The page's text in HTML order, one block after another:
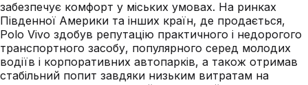
забезпечує комфорт у міських умовах. На ринках
Південної Америки та інших країн, де продається,
Polo Vivo здобув репутацію практичного і недорогого
транспортного засобу, популярного серед молодих
водіїв і корпоративних автопарків, а також отримав
стабільний попит завдяки низьким витратам на